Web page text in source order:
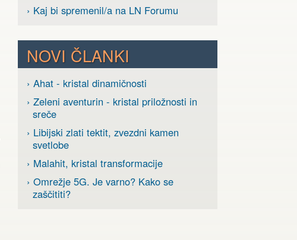
› Kaj bi spremenil/a na LN Forumu
NOVI ČLANKI
› Ahat - kristal dinamičnosti
› Zeleni aventurin - kristal priložnosti in
sreče
› Libijski zlati tektit, zvezdni kamen
svetlobe
› Malahit, kristal transformacije
› Omrežje 5G. Je varno? Kako se
zaščititi?